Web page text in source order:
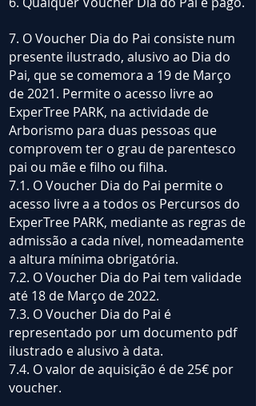
7. O Voucher Dia do Pai consiste num
presente ilustrado, alusivo ao Dia do
Pai, que se comemora a 19 de Março
de 2021. Permite o acesso livre ao
ExperTree PARK, na actividade de
Arborismo para duas pessoas que
comprovem ter o grau de parentesco
pai ou mãe e filho ou filha.
7.1. O Voucher Dia do Pai permite o
acesso livre a a todos os Percursos do
ExperTree PARK, mediante as regras de
admissão a cada nível, nomeadamente
a altura mínima obrigatória.
7.2. O Voucher Dia do Pai tem validade
até 18 de Março de 2022.
7.3. O Voucher Dia do Pai é
representado por um documento pdf
ilustrado e alusivo à data.
7.4. O valor de aquisição é de 25€ por
voucher.